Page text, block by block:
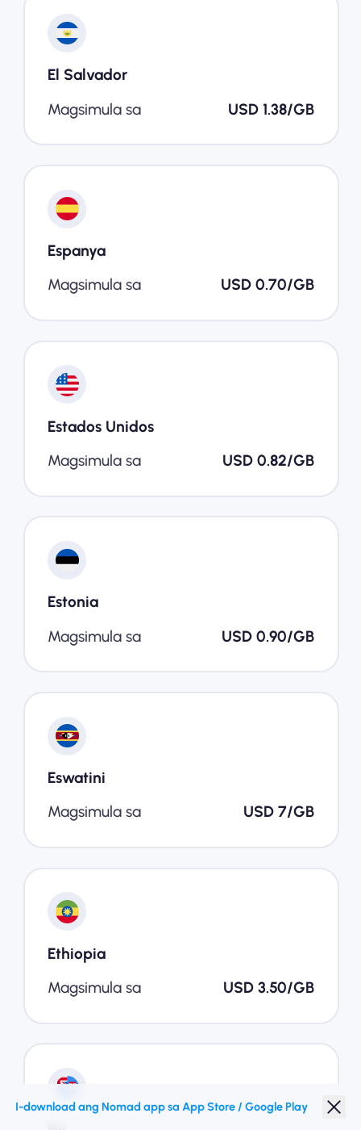
El Salvador
Magsimula sa
USD 1.38/GB
Espanya
Magsimula sa
USD 0.70/GB
Estados Unidos
Magsimula sa
USD 0.82/GB
Estonia
Magsimula sa
USD 0.90/GB
Eswatini
Magsimula sa
USD 7/GB
Ethiopia
Magsimula sa
USD 3.50/GB
I-download ang Nomad app sa App Store / Google Play